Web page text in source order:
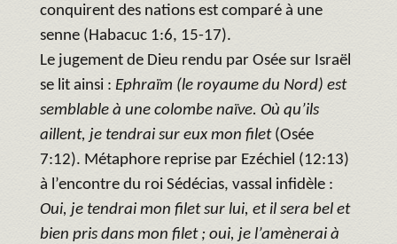
conquirent des nations est comparé à une
senne (Habacuc 1:6, 15-17).
Le jugement de Dieu rendu par Osée sur Israël
se lit ainsi : Ephraïm (le royaume du Nord) est
semblable à une colombe naïve. Où qu’ils
aillent, je tendrai sur eux mon filet(Osée
7:12). Métaphore reprise par Ezéchiel (12:13)
à l’encontre du roi Sédécias, vassal infidèle :
Oui, je tendrai mon filet sur lui, et il sera bel et
bien pris dans mon filet ; oui, je l’amènerai à